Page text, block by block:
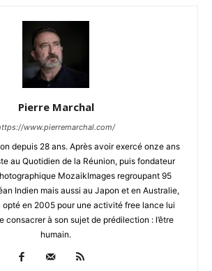
Pierre Marchal
www.pierremarchal.com/
depuis 28 ans. Après avoir exercé onze ans
au Quotidien de la Réunion, puis fondateur
MozaikImages regroupant 95
Indien mais aussi au Japon et en Australie,
opté en 2005 pour une activité free lance lui
consacrer à son sujet de prédilection : l’être
humain.